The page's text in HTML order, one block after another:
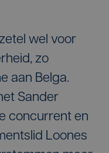
wel voor
zo
aan Belga.
Sander
concurrent en
Loones